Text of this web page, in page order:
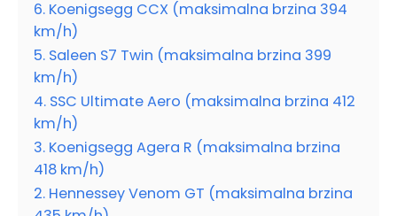
6. Koenigsegg CCX (maksimalna brzina 394
km/h)
5. Saleen S7 Twin (maksimalna brzina 399
km/h)
4. SSC Ultimate Aero (maksimalna brzina 412
km/h)
3. Koenigsegg Agera R (maksimalna brzina
418 km/h)
2. Hennessey Venom GT (maksimalna brzina